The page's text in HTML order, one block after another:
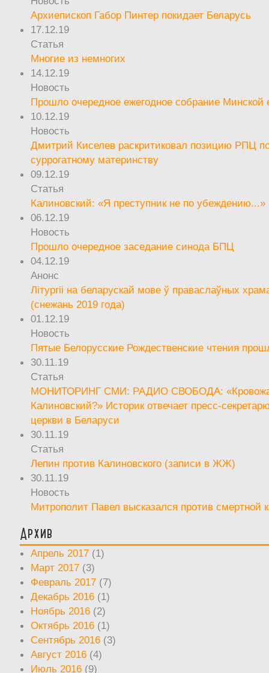
Архиепископ Габор Пинтер покидает Беларусь
17.12.19
Статья
Многие из немногих
14.12.19
Новость
Прошло очередное ежегодное собрание
10.12.19
Новость
Дмитрий Киселев раскритиковал позицию РПЦ
суррогатному материнству
09.12.19
Статья
Калиновский: «Я преступник не по убеждению...»
06.12.19
Новость
Прошло очередное заседание синода БПЦ
04.12.19
Анонс
Літургіі на беларускай мове ў праваслаўных
(снежань 2019 года)
01.12.19
Новость
Пятые Белорусские Рождественские чтения
30.11.19
Статья
МОНИТОРИНГ СМИ: РАДИО СВОБОДА:
Калиновский?» Историк отвечает пресс-
церкви в Беларуси
30.11.19
Статья
Лепин против Калиновского (записи в ЖЖ)
30.11.19
Новость
Митрополит Павел высказался против смертной
Архив
Апрель 2017 (1)
Март 2017 (3)
Февраль 2017 (7)
Декабрь 2016 (1)
Ноябрь 2016 (2)
Октябрь 2016 (1)
Сентябрь 2016 (3)
Август 2016 (4)
Июль 2016 (9)